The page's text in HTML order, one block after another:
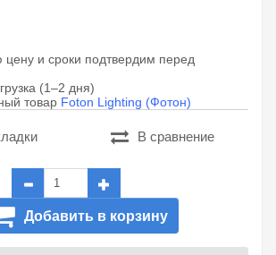
цену и сроки подтвердим перед
(1–2 дня)
товар Foton Lighting (Фотон)
В сравнение
Добавить в корзину